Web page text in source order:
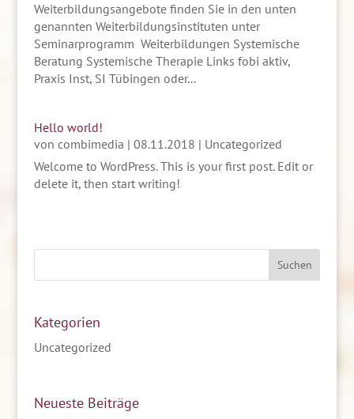
Weiterbildungsangebote finden Sie in den unten
genannten Weiterbildungsinstituten unter
Seminarprogramm Weiterbildungen Systemische
Beratung Systemische Therapie Links fobi aktiv,
Praxis Inst, SI Tübingen oder...
Hello world!
von combimedia | 08.11.2018 | Uncategorized
Welcome to WordPress. This is your first post. Edit or
delete it, then start writing!
Kategorien
Uncategorized
Neueste Beiträge